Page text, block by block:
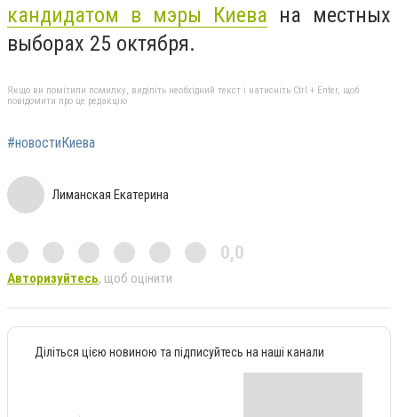
кандидатом в мэры Киева на местных
выборах 25 октября.
Якщо ви помітили помилку, виділіть необхідний текст і натисніть Ctrl + Enter, щоб
повідомити про це редакцію
#новостиКиева
Лиманская Екатерина
0,0
Авторизуйтесь, щоб оцінити
Діліться цією новиною та підписуйтесь на наші канали